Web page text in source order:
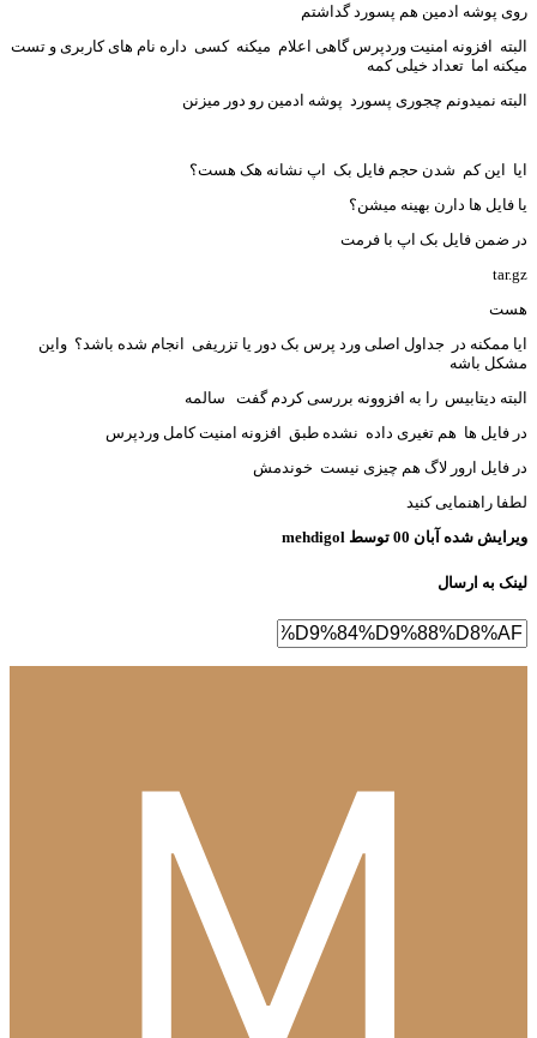
پوشه ادمین هم پسورد گداشتم
افزونه امنیت وردپرس گاهی اعلام میکنه کسی داره نام های کاربری و تست
اما تعداد خیلی کمه
نمیدونم چجوری پسورد پوشه ادمین رو دور میزنن
این کم شدن حجم فایل بک اپ نشانه هک هست؟
فایل ها دارن بهینه میشن؟
ضمن فایل بک اپ با فرمت
ممکنه در جداول اصلی ورد پرس بک دور یا تزریفی انجام شده باشد؟ واین
باشه
دیتابیس را به افزوونه بررسی کردم گفت سالمه
فایل ها هم تغیری داده نشده طبق افزونه امنیت کامل وردپرس
فایل ارور لاگ هم چیزی نیست خوندمش
راهنمایی کنید
شدهآبان 00 توسط mehdigol
به ارسال